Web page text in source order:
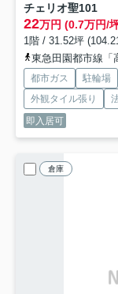
チェリオ聖101
22万円 (0.7万円/
1階 / 31.52坪
東急田園都市線「
都市ガス 駐輪場
外観タイル張り
即入居可
倉庫